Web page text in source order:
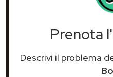
Prenota
Descrivi il problema